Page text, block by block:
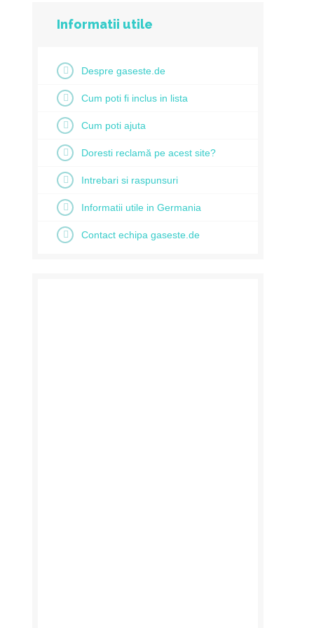
Informatii utile
Despre gaseste.de
Cum poti fi inclus in lista
Cum poti ajuta
Doresti reclamă pe acest site?
Intrebari si raspunsuri
Informatii utile in Germania
Contact echipa gaseste.de